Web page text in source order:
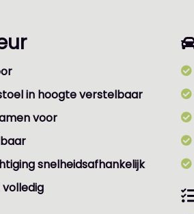
in hoogte verstelbaar
voor
snelheidsafhankelijk